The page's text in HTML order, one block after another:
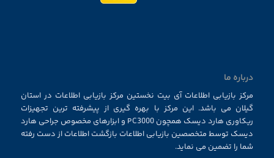
درباره ما
مرکز بازیابی اطلاعات آی بیت نخستین مرکز بازیابی اطلاعات در استان
گیلان می باشد. این مرکز با بهره گیری از پیشرفته ترین تجهیزات
ریکاوری هارد دیسک همچون PC3000 و ابزارهای مخصوص جراحی هارد
دیسک توسط متخصصین بازیابی اطلاعات بازگشت اطلاعات از دست رفته
شما را تضمین می نماید.